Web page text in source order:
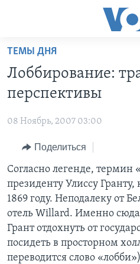
Перейти
основной
контент
Перейти
навигации
Перейти
поиск
ГЛАВНОЕ
ПРОГРАММЫ
НОВОСТИ ЗА МИНУТУ
ИТОГИ
ПОЧЕМУ ЭТО ВАЖНО?
ДИСКУССИЯ VOA
ДЕТАЛИ
НЬЮ-ЙОРК NEW YORK
АМЕРИКА. БОЛЬШОЕ
ПРОЕКТЫ
УЧИМ АНГЛИЙСКИЙ
НАША АМЕРИКАНСКАЯ
А КАК В АМЕРИКЕ?
АРТЕФАКТЫ
АМЕРИКАНСКИЕ ГОРОДКИ
ТЕСТЫ
ЭКСПЕРТИЗА
ИНТЕРВЬЮ
ФАКТЫ ПРОТИВ ФЕЙКОВ
ЗА СВОБОДУ ПРЕССЫ
УЧИМ АНГЛИЙСКИЙ
ВИДЕО
ПОДПИСКА НА НОВОСТИ
ТЕМЫ ДНЯ
Лоббирование:
перспективы
08 Ноябрь, 2007 03:00
Поделиться
Согласно легенде, термин
президенту Улиссу Гранту,
1869 году. Неподалеку от
отель Willard. Именно
Грант отдохнуть от
посидеть в просторном
переводится слово